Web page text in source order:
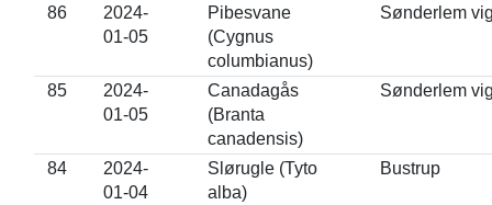
86
2024-
01-05
Pibesvane
(Cygnus
columbianus)
Sønderlem
85
2024-
01-05
Canadagås
(Branta
canadensis)
Sønderlem
84
2024-
01-04
Slørugle (Tyto
alba)
Bustrup